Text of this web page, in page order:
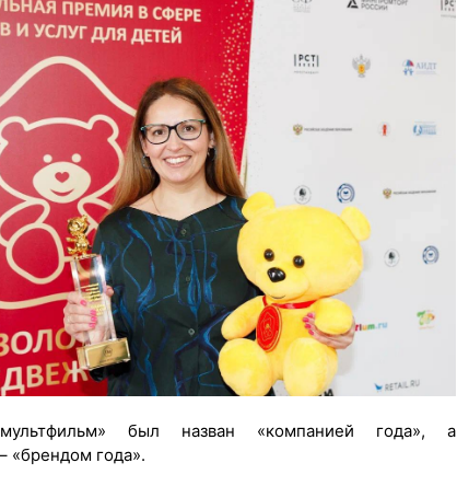
был назван «компанией года», а
«брендом года».